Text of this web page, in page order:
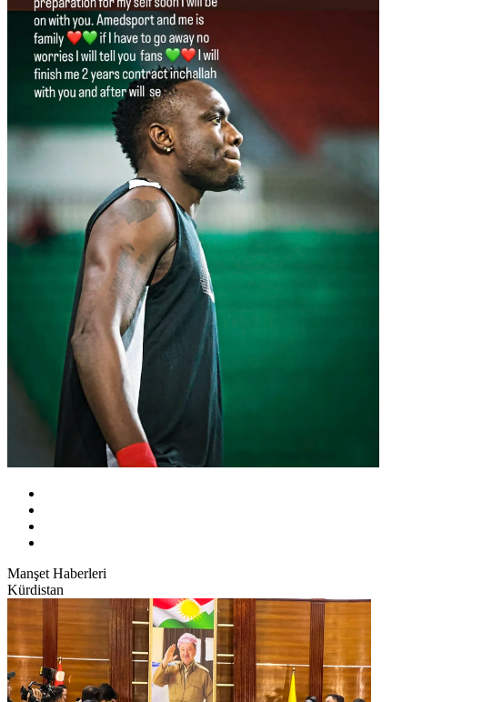
Manşet Haberleri
Kürdistan